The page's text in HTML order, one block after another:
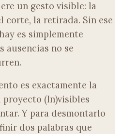
un gesto visible: la
corte, la retirada. Sin ese
es simplemente
ausencias no se
es exactamente la
proyecto (In)visibles
Y para desmontarlo
dos palabras que